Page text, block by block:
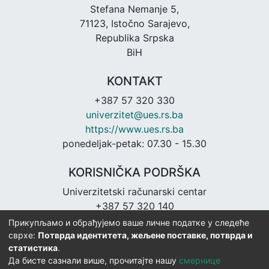
Stefana Nemanje 5,
71123, Istočno Sarajevo,
Republika Srpska
BiH
KONTAKT
+387 57 320 330
univerzitet@ues.rs.ba
https://www.ues.rs.ba
ponedeljak-petak: 07.30 - 15.30
KORISNIČKA PODRŠKA
Univerzitetski računarski centar
+387 57 320 140
urc@ues.rs.ba
https://urc.ues.rs.ba
Прикупљамо и обрађујемо ваше личне податке у следеће
сврхе: Потврда идентитета, жељене поставке, потврда и
статистика.
Да бисте сазнали више, прочитајте нашу смернице